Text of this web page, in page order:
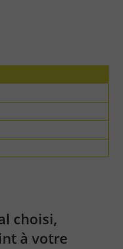
choisi,
à votre